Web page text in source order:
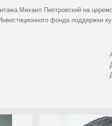
Михаил Пиотровский на
фонда